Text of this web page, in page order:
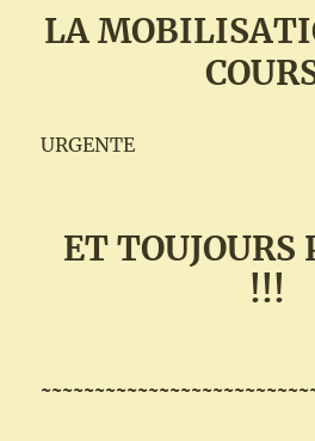
LA
URGENTE
ET TOUJOURS
!!!